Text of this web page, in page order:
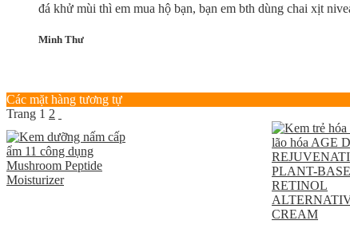
đá khử mùi thì em mua hộ bạn, bạn em bth dùng chai xịt
Minh Thư
Các mặt hàng tương tự
Trang 1 2